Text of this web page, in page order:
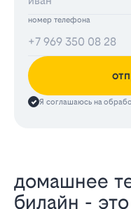
номер телефона
Я соглашаюсь на
домашнее
билайн -